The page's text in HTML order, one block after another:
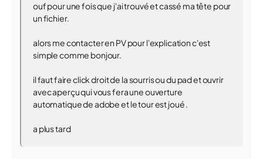
ouf pour une fois que j'ai trouvé et cassé ma tête pour
un fichier.
alors me contacter en PV pour l'explication c'est
simple comme bonjour.
il faut faire click droit de la sourris ou du pad et ouvrir
avec aperçu qui vous fera une ouverture
automatique de adobe et le tour est joué .
a plus tard